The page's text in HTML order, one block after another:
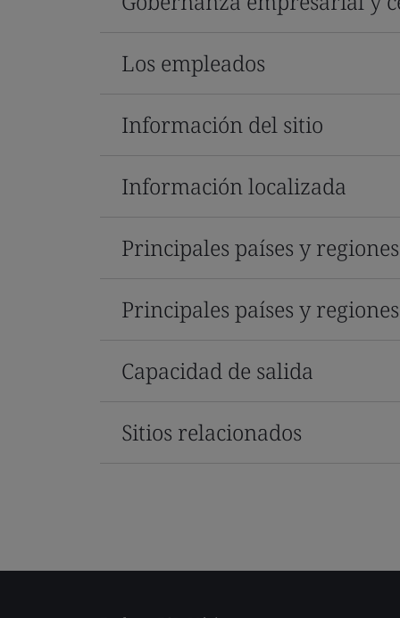
Los empleados
Información del sitio
Información localizada
Principales países y
Principales países y
Capacidad de salida
Sitios relacionados